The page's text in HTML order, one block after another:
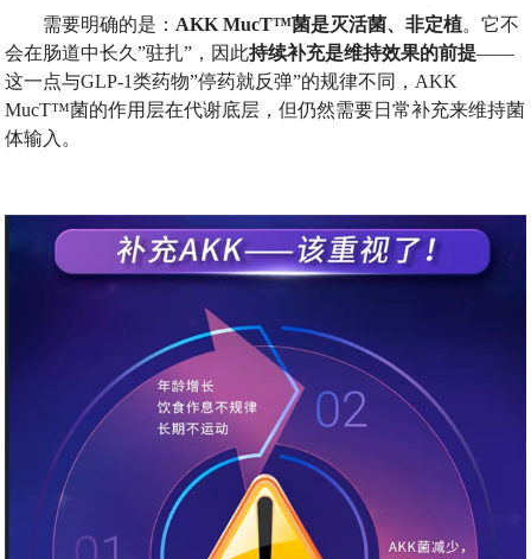
需要明确的是： AKK MucT™菌是灭活菌、非定植。它不
会在肠道中长久”驻扎”，因此持续补充是维持效果的前提——
这一点与GLP-1类药物”停药就反弹”的规律不同，AKK
MucT™菌的作用层在代谢底层，但仍然需要日常补充来维持菌
体输入。